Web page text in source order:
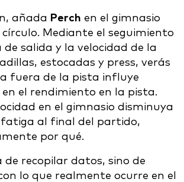
añada Perch en el gimnasio
Mediante el seguimiento
de salida y la velocidad de la
estocadas y press, verás
fuera de la pista influye
el rendimiento en la pista.
en el gimnasio disminuya
fatiga al final del partido,
por qué.
de recopilar datos, sino de
lo que realmente ocurre en el